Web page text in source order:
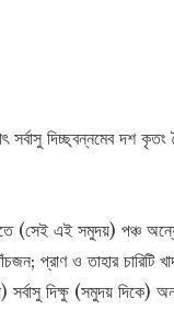
দিচ্ছ্বন্নমেব দশ কৃতং
(সেই এই সমুদয়) পঞ্চ
প্রাণ ও তাহার চারিটি
দিক্ষু (সমুদয় দিকে)